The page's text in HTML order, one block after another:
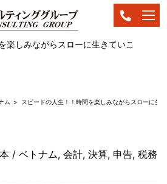
楽しみながらスローに生きていこ
ム スピードの人生！！時間を楽しみながらスローに生
/ ベトナム, 会計, 決算, 申告, 税務